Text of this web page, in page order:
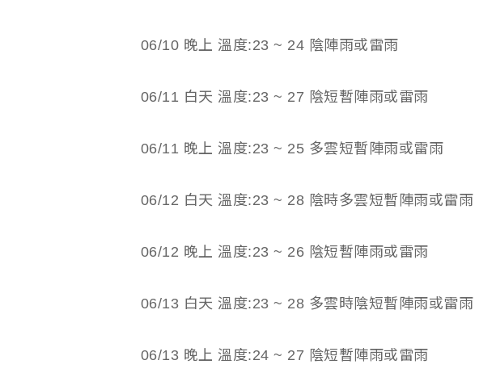
06/10 晚上 溫度:23 ~ 24 陰陣雨或雷雨
06/11 白天 溫度:23 ~ 27 陰短暫陣雨或雷雨
06/11 晚上 溫度:23 ~ 25 多雲短暫陣雨或雷雨
06/12 白天 溫度:23 ~ 28 陰時多雲短暫陣雨或雷雨
06/12 晚上 溫度:23 ~ 26 陰短暫陣雨或雷雨
06/13 白天 溫度:23 ~ 28 多雲時陰短暫陣雨或雷雨
06/13 晚上 溫度:24 ~ 27 陰短暫陣雨或雷雨